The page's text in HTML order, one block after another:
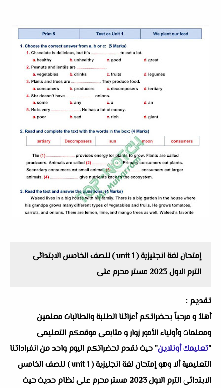
إمتحان لغة انجليزية ( unit 1 ) للصف الخامس الابتدائى
الترم الاول 2023 مستر محرم على
تقديم :
أهلاُ و مرحباً بحضراتكم أعزائنا الطلبة والطالبات معلمين
ومعلمات وأولياء الأمور زوار و متابعى موقعكم التعليمى
"تعليمك أونلاين" حيث نقدم لحضراتكم اليوم واحد من انفراداتنا
التعليمية ألا وهو إمتحان لغة انجليزية ( unit 1 ) للصف الخامس
الابتدائى الترم الاول 2023 مستر محرم على نظام حديث حيث